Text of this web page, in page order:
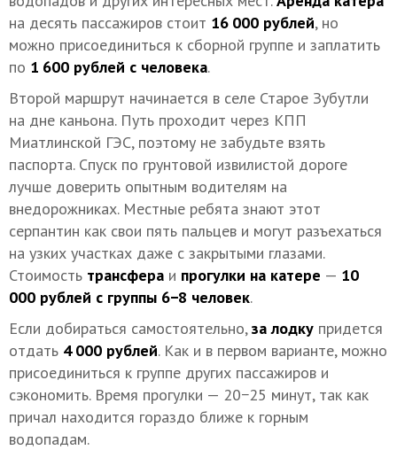
на десять пассажиров стоит 16 000 рублей, но
можно присоединиться к сборной группе и заплатить
по 1 600 рублей с человека.
Второй маршрут начинается в селе Старое Зубутли
на дне каньона. Путь проходит через КПП
Миатлинской ГЭС, поэтому не забудьте взять
паспорта. Спуск по грунтовой извилистой дороге
лучше доверить опытным водителям на
внедорожниках. Местные ребята знают этот
серпантин как свои пять пальцев и могут разъехаться
на узких участках даже с закрытыми глазами.
Стоимость трансфера и прогулки на катере — 10
000 рублей с группы 6−8 человек.
Если добираться самостоятельно,за лодку придется
отдать 4 000 рублей. Как и в первом варианте, можно
присоединиться к группе других пассажиров и
сэкономить. Время прогулки — 20−25 минут, так как
причал находится гораздо ближе к горным
водопадам.